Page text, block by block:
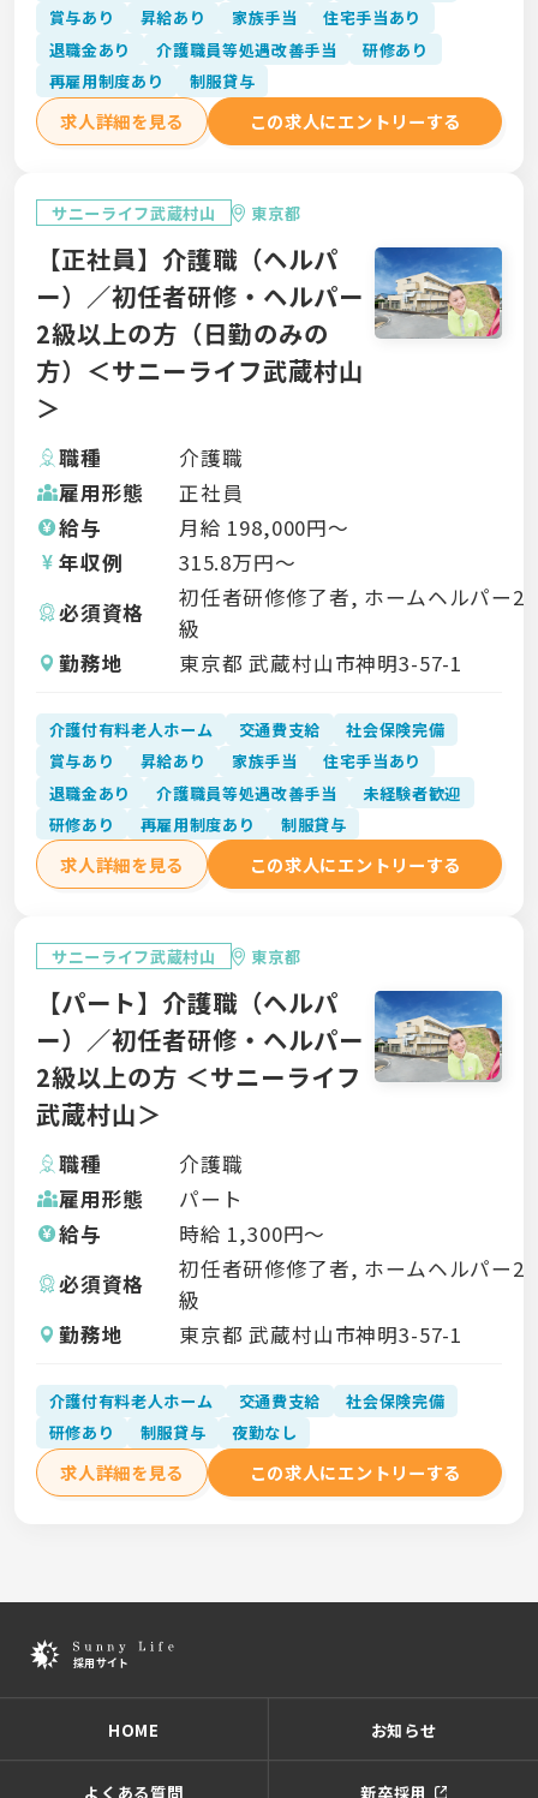
賞与あり
昇給あり 家族手当
住宅手当あり
退職金あり
介護職員等処遇改善手当
研修あり
再雇用制度あり
制服貸与
求人詳細を見る この求人にエントリーする
サニーライフ武蔵村山 東京都
【正社員】介護職（ヘルパ
ー）／初任者研修・ヘルパー
2級以上の方（日勤のみの
方）＜サニーライフ武蔵村山
＞
職種
介護職
雇用形態
正社員
給与
月給 198,000円〜
年収例
315.8万円〜
必須資格
初任者研修修了者, ホームヘルパー2
級
勤務地
東京都 武蔵村山市神明3-57-1
介護付有料老人ホーム 交通費支給
社会保険完備
賞与あり
昇給あり 家族手当
住宅手当あり
退職金あり
介護職員等処遇改善手当
未経験者歓迎
研修あり
再雇用制度あり 制服貸与
求人詳細を見る この求人にエントリーする
サニーライフ武蔵村山 東京都
【パート】介護職（ヘルパ
ー）／初任者研修・ヘルパー
2級以上の方 ＜サニーライフ
武蔵村山＞
職種
介護職
雇用形態
パート
給与
時給 1,300円〜
必須資格
初任者研修修了者, ホームヘルパー2
級
勤務地
東京都 武蔵村山市神明3-57-1
介護付有料老人ホーム 交通費支給
社会保険完備
研修あり
制服貸与 夜勤なし
求人詳細を見る この求人にエントリーする
HOME お知らせ
よくある質問 新卒採用